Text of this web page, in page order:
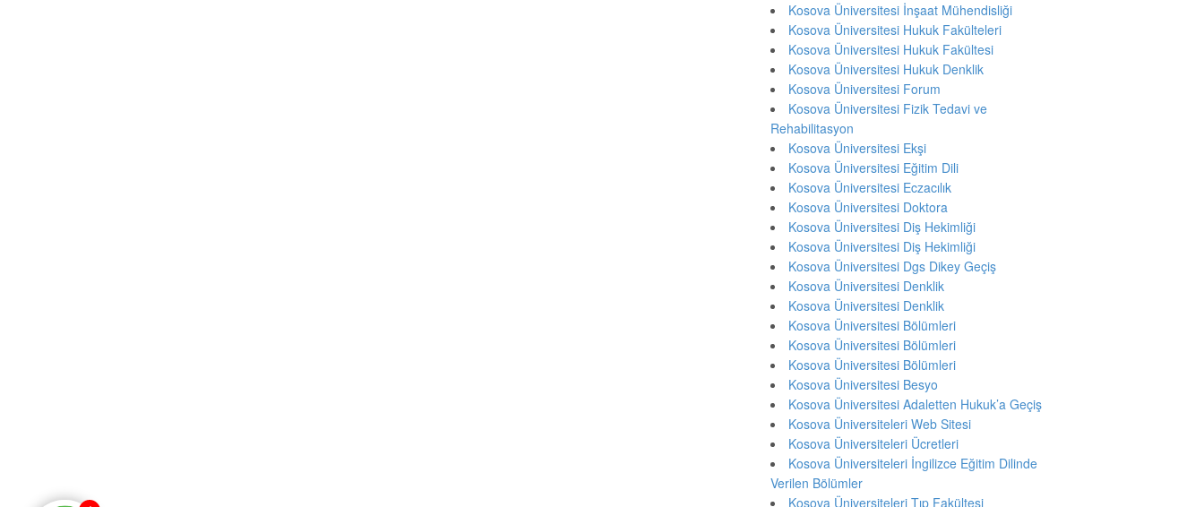
Kosova Üniversitesi İnşaat Mühendisliği
Kosova Üniversitesi Hukuk Fakülteleri
Kosova Üniversitesi Hukuk Fakültesi
Kosova Üniversitesi Hukuk Denklik
Kosova Üniversitesi Forum
Kosova Üniversitesi Fizik Tedavi ve
Rehabilitasyon
Kosova Üniversitesi Ekşi
Kosova Üniversitesi Eğitim Dili
Kosova Üniversitesi Eczacılık
Kosova Üniversitesi Doktora
Kosova Üniversitesi Diş Hekimliği
Kosova Üniversitesi Diş Hekimliği
Kosova Üniversitesi Dgs Dikey Geçiş
Kosova Üniversitesi Denklik
Kosova Üniversitesi Denklik
Kosova Üniversitesi Bölümleri
Kosova Üniversitesi Bölümleri
Kosova Üniversitesi Bölümleri
Kosova Üniversitesi Besyo
Kosova Üniversitesi Adaletten Hukuk’a Geçiş
Kosova Üniversiteleri Web Sitesi
Kosova Üniversiteleri Ücretleri
Kosova Üniversiteleri İngilizce Eğitim Dilinde
Verilen Bölümler
Kosova Üniversiteleri Tıp Fakültesi